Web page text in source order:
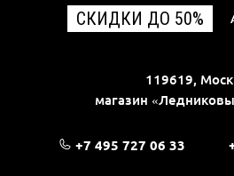
СКИДКИ ДО 50%
119619,
магазин
+7 495 727 06 33